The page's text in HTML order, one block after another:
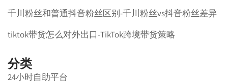
千川粉丝和普通抖音粉丝区别-千川粉丝vs抖音粉丝差异
tiktok带货怎么对外出口-TikTok跨境带货策略
分类
24小时自助平台